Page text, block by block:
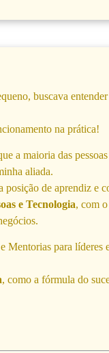
buscava
na prática!
a maioria das
aliada.
posição de aprendiz e
e Tecnologia, com
Mentorias para líderes
, como a fórmula do